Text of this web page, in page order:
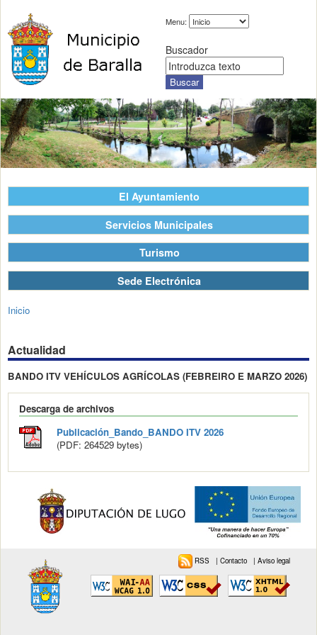
Menu:
Buscador
El Ayuntamiento
Servicios Municipales
Turismo
Sede Electrónica
Inicio
Actualidad
BANDO ITV VEHÍCULOS AGRÍCOLAS (FEBREIRO E MARZO 2026)
Descarga de archivos
Publicación_Bando_BANDO ITV 2026
(PDF: 264529 bytes)
RSS |Contacto |Aviso legal